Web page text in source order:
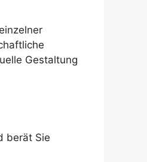
Gestaltung
berät Sie